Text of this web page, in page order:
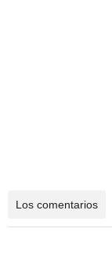
Los comentarios